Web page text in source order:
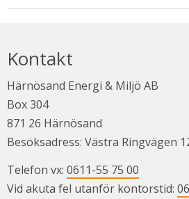
Kontakt
Härnösand Energi & Miljö AB
Box 304
871 26 Härnösand
Besöksadress: Västra Ringvägen
Telefon vx: 0611-55 75 00
Vid akuta fel utanför kontorstid: